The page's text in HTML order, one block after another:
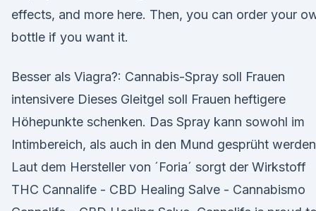
effects, and more here. Then, you can order your
bottle if you want it.
Besser als Viagra?: Cannabis-Spray soll Frauen
intensivere Dieses Gleitgel soll Frauen heftigere
Höhepunkte schenken. Das Spray kann sowohl im
Intimbereich, als auch in den Mund gesprüht
Laut dem Hersteller von ´Foria´ sorgt der Wirkstoff
THC Cannalife - CBD Healing Salve - Cannabismo